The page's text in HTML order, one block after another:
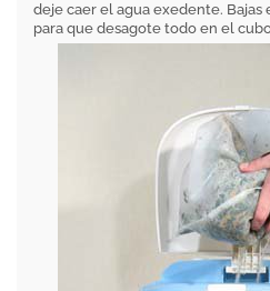
deje caer el agua exedente. Bajas
para que desagote todo en el